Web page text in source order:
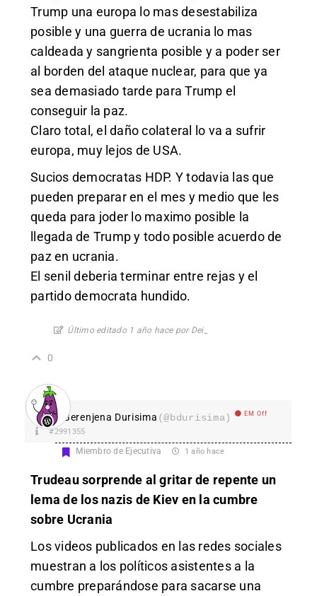
Trump una europa lo mas desestabiliza
posible y una guerra de ucrania lo mas
caldeada y sangrienta posible y a poder ser
al borden del ataque nuclear, para que ya
sea demasiado tarde para Trump el
conseguir la paz.
Claro total, el daño colateral lo va a sufrir
europa, muy lejos de USA.
Sucios democratas HDP. Y todavia las que
pueden preparar en el mes y medio que les
queda para joder lo maximo posible la
llegada de Trump y todo posible acuerdo de
paz en ucrania.
El senil deberia terminar entre rejas y el
partido democrata hundido.
Último editado 1 año hace por Dei_
0
Berenjena Durisima (@bdurisima) EM Off
#2991355
Miembro de Ejecutiva 1 año hace
Trudeau sorprende al gritar de repente un
lema de los nazis de Kiev en la cumbre
sobre Ucrania
Losvideos publicados en las redes sociales
muestran a los políticos asistentes a la
cumbre preparándose para sacarse una